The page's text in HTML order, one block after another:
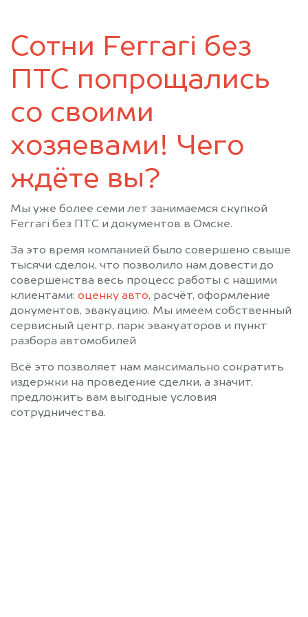
Усть-Ишим
Черлак
Шербакуль
Сотни Ferrari без
ПТС попрощались
со своими
хозяевами! Чего
ждёте вы?
Мы уже более семи лет занимаемся скупкой
Ferrari без ПТС и документов в Омске.
За это время компанией было совершено свыше
тысячи сделок, что позволило нам довести до
совершенства весь процесс работы с нашими
клиентами: оценку авто, расчёт, оформление
документов, эвакуацию. Мы имеем собственный
сервисный центр, парк эвакуаторов и пункт
разбора автомобилей
Всё это позволяет нам максимально сократить
издержки на проведение сделки, а значит,
предложить вам выгодные условия
сотрудничества.